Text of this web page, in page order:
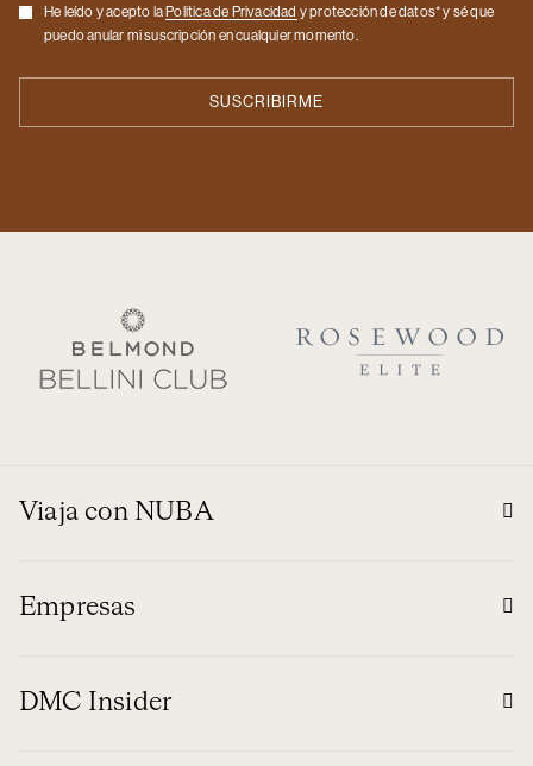
He leído y acepto la Politica de Privacidad y protección de datos* y sé que
puedo anular mi suscripción en cualquier momento.
Viaja con NUBA
Empresas
DMC Insider